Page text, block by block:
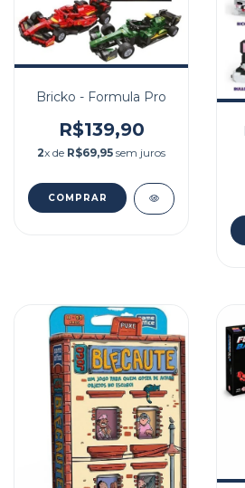
Bricko - Formula Pro
R$139,90
2x de R$69,95 sem juros